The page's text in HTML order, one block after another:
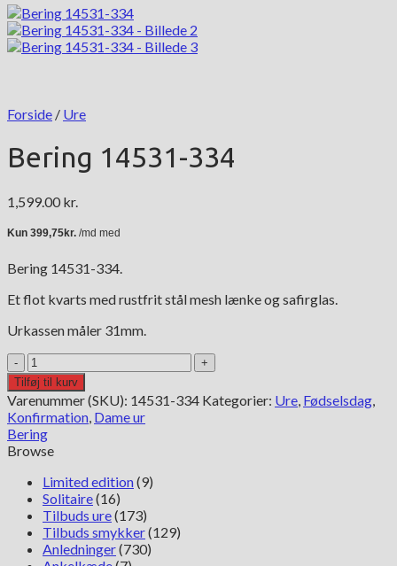
Forside / Ure
Bering 14531-334
1,599.00 kr.
Bering 14531-334.
Et flot kvarts med rustfrit stål mesh lænke og safirglas.
Urkassen måler 31mm.
Bering
14531-
334
antal
Tilføj til kurv
Varenummer (SKU): 14531-334 Kategorier: Ure, Fødselsdag,
Konfirmation, Dame ur
Bering
Browse
Limited edition(9)
Solitaire(16)
Tilbuds ure(173)
Tilbuds smykker(129)
Anledninger(730)